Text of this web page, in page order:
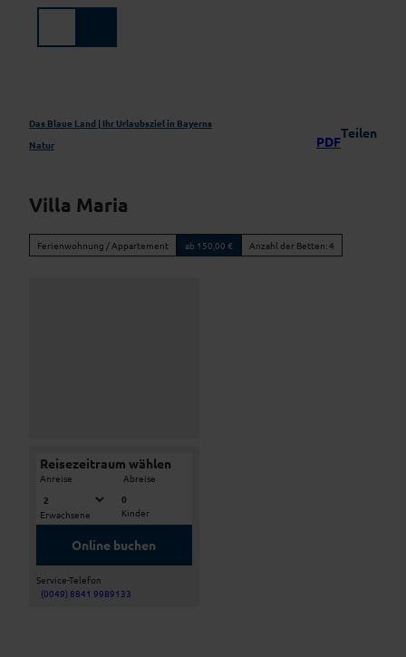
Das Blaue Land | Ihr Urlaubsziel in Bayerns
Natur
PDF
Teilen
Villa Maria
Ferienwohnung / Appartement ab 150,00 € Anzahl der Betten: 4
Reisezeitraum wählen
Anreise
-
Abreise
Erwachsene
0
Kinder
Online buchen
Service-Telefon
(0049) 8841 9989133